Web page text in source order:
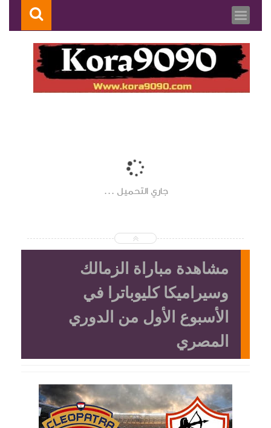
جاري التحميل ...
مشاهدة مباراة الزمالك
وسيراميكا كليوباترا في
الأسبوع الأول من الدوري
المصري